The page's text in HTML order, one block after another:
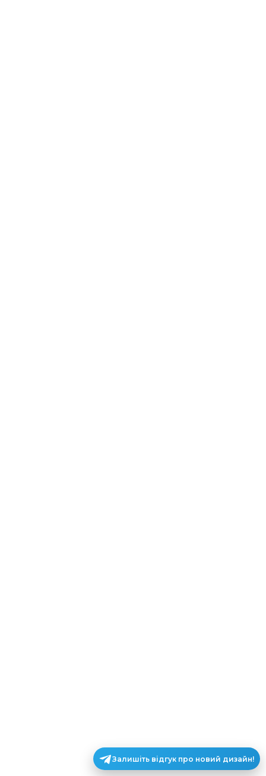
Залишіть відгук про новий дизайн!